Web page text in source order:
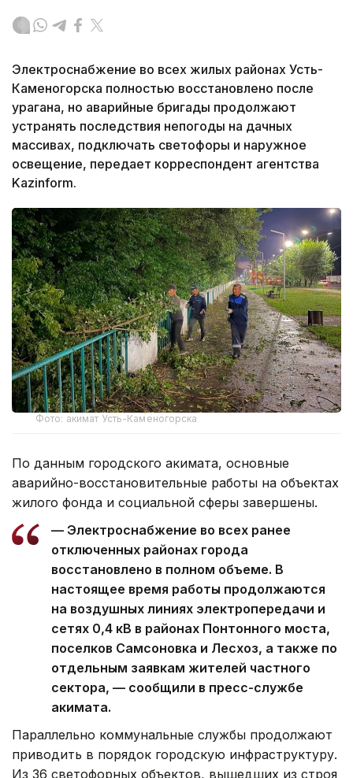
Электроснабжение во всех жилых районах Усть-
Каменогорска полностью восстановлено после
урагана, но аварийные бригады продолжают
устранять последствия непогоды на дачных
массивах, подключать светофоры и наружное
освещение, передает корреспондент агентства
Kazinform.
Фото: акимат Усть-Каменогорска
По данным городского акимата, основные
аварийно-восстановительные работы на объектах
жилого фонда и социальной сферы завершены.
— Электроснабжение во всех ранее
отключенных районах города
восстановлено в полном объеме. В
настоящее время работы продолжаются
на воздушных линиях электропередачи и
сетях 0,4 кВ в районах Понтонного моста,
поселков Самсоновка и Лесхоз, а также по
отдельным заявкам жителей частного
сектора, — сообщили в пресс-службе
акимата.
Параллельно коммунальные службы продолжают
приводить в порядок городскую инфраструктуру.
Из 36 светофорных объектов, вышедших из строя